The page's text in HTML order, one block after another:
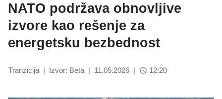
NATO podržava obnovljive
izvore kao rešenje za
energetsku bezbednost
Tranzicija | Izvor: Beta | 11.05.2026 | access_time 12:20